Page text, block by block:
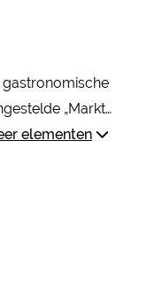
gastronomische
„Markt
Zeltfestival Ruhr
elementen